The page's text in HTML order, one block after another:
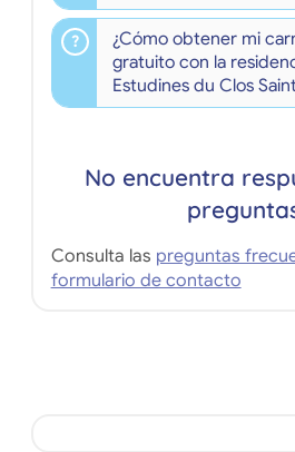
¿Cómo obtener mi
gratuito con la
Estudines du Clos
No encuentra
Consulta las preguntas
formulario de contacto